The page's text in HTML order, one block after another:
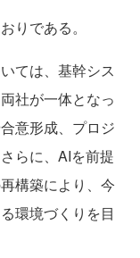
りである。
ては、基幹シス
社が一体となっ
意形成、プロジ
らに、AIを前提
構築により、今
環境づくりを目